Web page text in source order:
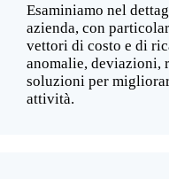
Esaminiamo nel
azienda, con
vettori di costo e di
anomalie, deviazioni,
soluzioni per
attività.